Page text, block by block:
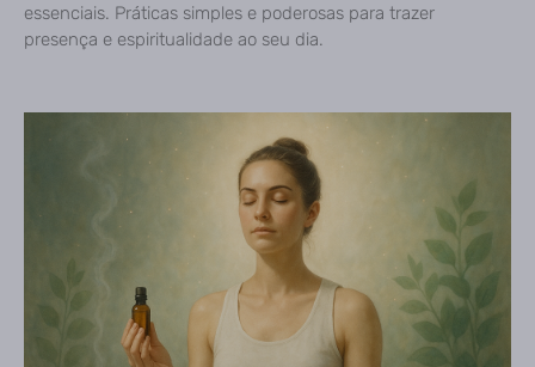
essenciais. Práticas simples e poderosas para trazer
presença e espiritualidade ao seu dia.